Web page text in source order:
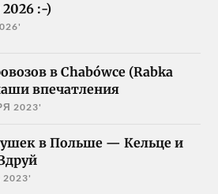
:-)
в Chabówce (Rabka
впечатления
2023'
в Польше — Кельце и